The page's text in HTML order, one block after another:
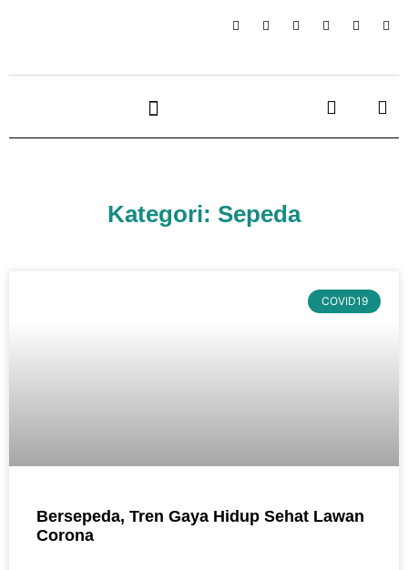
Kategori: Sepeda
COVID19
Bersepeda, Tren Gaya Hidup Sehat Lawan
Corona